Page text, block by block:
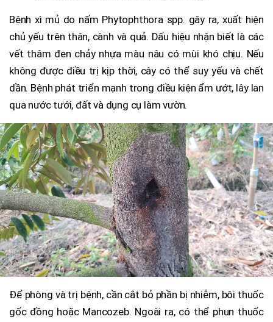
Bệnh xì mủ do nấm Phytophthora spp. gây ra, xuất hiện
chủ yếu trên thân, cành và quả. Dấu hiệu nhận biết là các
vết thâm đen chảy nhựa màu nâu có mùi khó chịu. Nếu
không được điều trị kịp thời, cây có thể suy yếu và chết
dần. Bệnh phát triển mạnh trong điều kiện ẩm ướt, lây lan
qua nước tưới, đất và dụng cụ làm vườn.
Để phòng và trị bệnh, cần cắt bỏ phần bị nhiễm, bôi thuốc
gốc đồng hoặc Mancozeb. Ngoài ra, có thể phun thuốc